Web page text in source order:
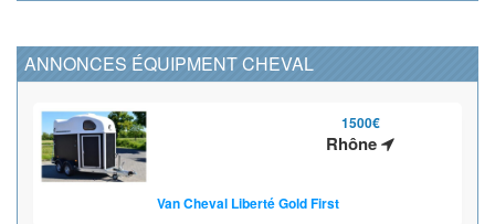
ANNONCES ÉQUIPMENT CHEVAL
1500€
Rhône
Van Cheval Liberté Gold First